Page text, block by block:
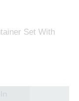
Set With